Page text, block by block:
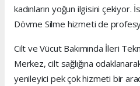
kadınların yoğun ilgisini
Dövme Silme hizmeti de
Cilt ve Vücut Bakımında İleri
Merkez, cilt sağlığına
yenileyici pek çok hizmeti bir